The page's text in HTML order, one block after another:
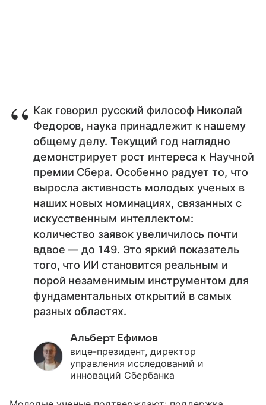
Как говорил русский философ Николай
Федоров, наука принадлежит к нашему
общему делу. Текущий год наглядно
демонстрирует рост интереса к Научной
премии Сбера. Особенно радует то, что
выросла активность молодых ученых в
наших новых номинациях, связанных с
искусственным интеллектом:
количество заявок увеличилось почти
вдвое — до 149. Это яркий показатель
того, что ИИ становится реальным и
порой незаменимым инструментом для
фундаментальных открытий в самых
разных областях.
Альберт Ефимов
вице-президент, директор
управления исследований и
инноваций Сбербанка